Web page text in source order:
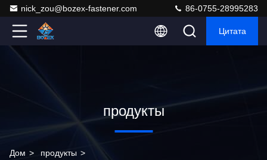
nick_zou@bozex-fastener.com 86-0755-28995283
Цитата
продукты
Дом > продукты >